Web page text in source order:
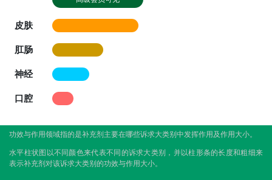
皮肤
肛肠
神经
口腔
功效与作用领域指的是补充剂主要在哪些诉求大类别中发挥作用及作用大小。
水平柱状图以不同颜色来代表不同的诉求大类别，并以柱形条的长度和粗细来
表示补充剂对该诉求大类别的功效与作用大小。